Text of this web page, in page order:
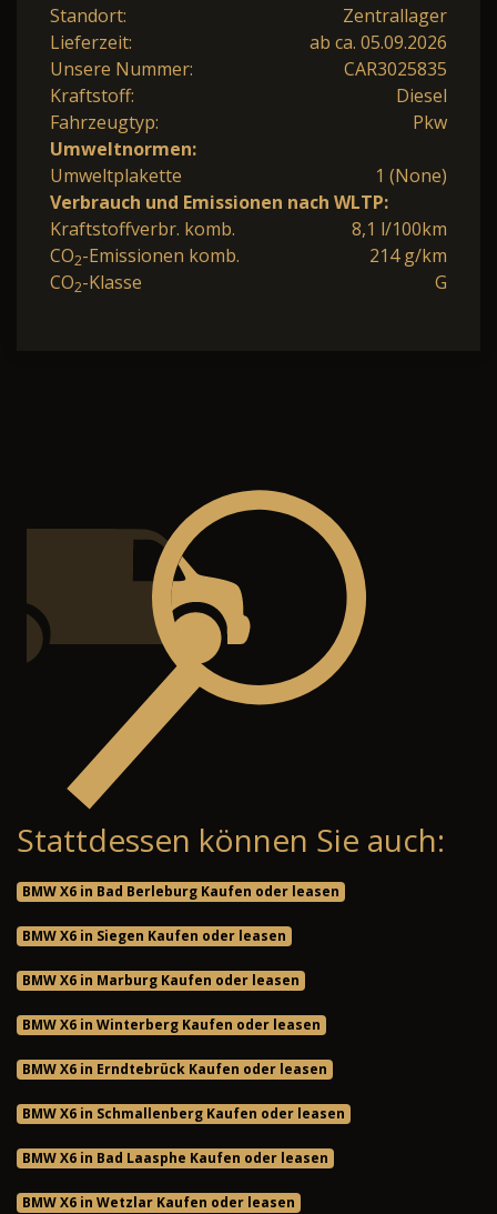
Standort:
Zentrallager
Lieferzeit:
ab ca. 05.09.2026
Unsere Nummer:
CAR3025835
Kraftstoff:
Diesel
Fahrzeugtyp:
Pkw
Umweltnormen:
Umweltplakette
1 (None)
Verbrauch und Emissionen nach WLTP:
Kraftstoffverbr. komb.
8,1 l/100km
CO2-Emissionen komb.
214 g/km
CO2-Klasse G
Stattdessen können Sie auch:
BMW X6 in Bad Berleburg Kaufen oder leasen
BMW X6 in Siegen Kaufen oder leasen
BMW X6 in Marburg Kaufen oder leasen
BMW X6 in Winterberg Kaufen oder leasen
BMW X6 in Erndtebrück Kaufen oder leasen
BMW X6 in Schmallenberg Kaufen oder leasen
BMW X6 in Bad Laasphe Kaufen oder leasen
BMW X6 in Wetzlar Kaufen oder leasen